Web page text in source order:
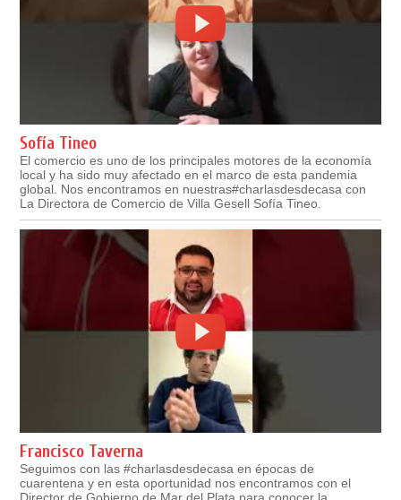
Sofía Tineo
El comercio es uno de los principales motores de la economía
local y ha sido muy afectado en el marco de esta pandemia
global. Nos encontramos en nuestras#charlasdesdecasa con
La Directora de Comercio de Villa Gesell Sofía Tineo.
Francisco Taverna
Seguimos con las #charlasdesdecasa en épocas de
cuarentena y en esta oportunidad nos encontramos con el